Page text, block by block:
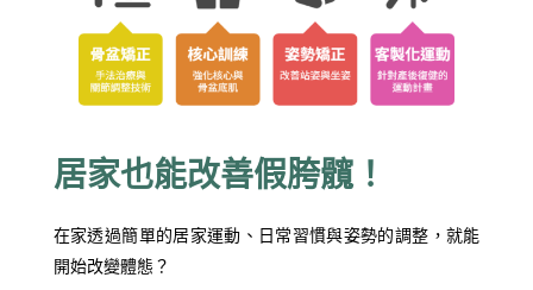
居家也能改善假胯髖！
在家透過簡單的居家運動、日常習慣與姿勢的調整，就能
開始改變體態？